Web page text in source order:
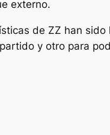
externo.
de ZZ han sido
y otro para